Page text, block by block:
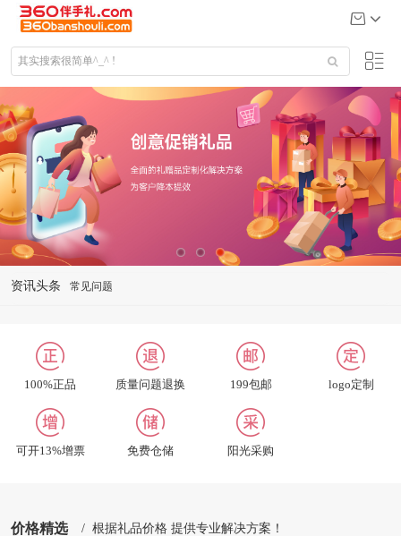
资讯头条 礼品定制说明
关于我们
联系我们
合作及洽谈
修改收货地址
100%正品 质量问题退换 199包邮 logo定制
可开13%增票 免费仓储 阳光采购
价格精选 / 根据礼品价格 提供专业解决方案！